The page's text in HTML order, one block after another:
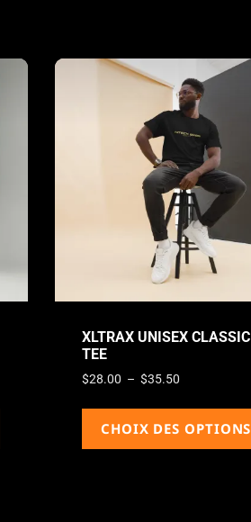
XLTRAX UNISEX CLASSIC
TEE
$28.00 – $35.50
CHOIX DES OPTIONS